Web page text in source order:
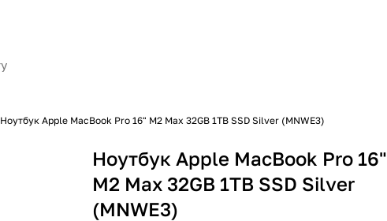
Ноутбук Apple MacBook Pro 16" M2 Max 32GB 1TB SSD Silver (MNWE3)
Ноутбук Apple MacBook Pro 16"
M2 Max 32GB 1TB SSD Silver
(MNWE3)